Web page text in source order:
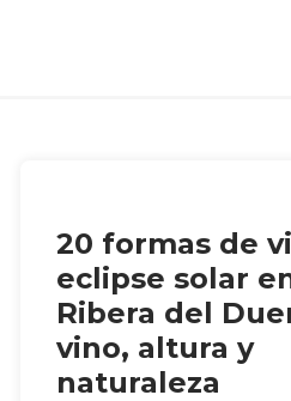
20 formas de
eclipse solar
Ribera del
vino, altura y
naturaleza